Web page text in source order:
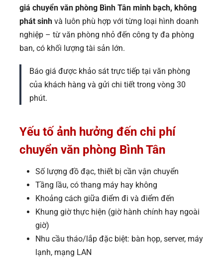
giá chuyển văn phòng Bình Tân minh bạch, không
phát sinh và luôn phù hợp với từng loại hình doanh
nghiệp – từ văn phòng nhỏ đến công ty đa phòng
ban, có khối lượng tài sản lớn.
Báo giá được khảo sát trực tiếp tại văn phòng
của khách hàng và gửi chi tiết trong vòng 30
phút.
Yếu tố ảnh hưởng đến chi phí
chuyển văn phòng Bình Tân
Số lượng đồ đạc, thiết bị cần vận chuyển
Tầng lầu, có thang máy hay không
Khoảng cách giữa điểm đi và điểm đến
Khung giờ thực hiện (giờ hành chính hay ngoài
giờ)
Nhu cầu tháo/lắp đặc biệt: bàn họp, server, máy
lạnh, mạng LAN